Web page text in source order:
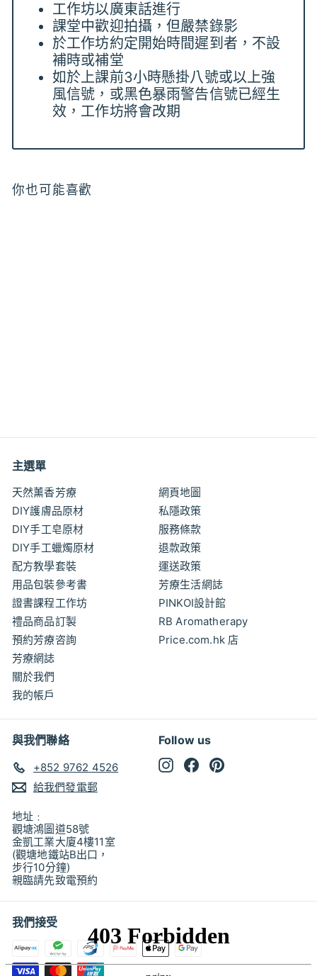
工作坊以廣東話進行
課堂中歡迎拍攝，但嚴禁錄影
於工作坊約定開始時間遲到者，不設
補時或補堂
如於上課前3小時懸掛八號或以上強
風信號，或黑色暴雨警告信號已經生
效，工作坊將會改期
你也可能喜歡
主選單
天然薰香芳療
DIY護膚品原材
DIY手工皂原材
DIY手工蠟燭原材
配方教學套裝
用品包裝參考書
證書課程工作坊
禮品商品訂製
預約芳療咨詢
芳療網誌
關於我們
我的帳戶
網頁地圖
私隱政策
服務條款
退款政策
運送政策
芳療生活網誌
PINKOI設計館
RB Aromatherapy
Price.com.hk 店
與我們聯絡
+852 9762 4526
給我們發電郵
地址﹕
觀塘鴻圖道58號
金凱工業大廈4樓11室
(觀塘地鐵站B出口，
步行10分鐘)
親臨請先致電預約
Follow us
InstagramFacebook
我們接受